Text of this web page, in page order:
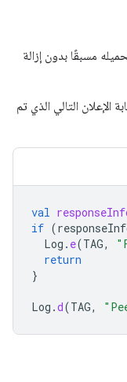
مسبقًا بدون إزالة
التالي الذي تم
val
if (
Log.e(TAG
return
Log.d(TAG ,